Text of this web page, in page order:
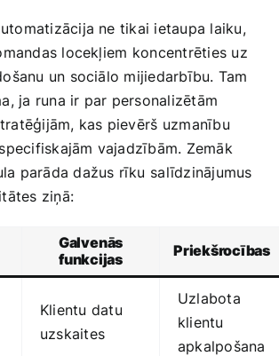
ne tikai ietaupa laiku,
locekļiem ⁢koncentrēties uz
un sociālo mijiedarbību. Tam
ja ‌runa ir par personalizētām
kas pievērš⁤ uzmanību
vajadzībām. Zemāk
parāda dažus rīku ⁣salīdzinājumus​
ziņā:
Galvenās
funkcijas
Priekšrocības
Klientu datu
uzskaites
Uzlabota
klientu
apkalpošana